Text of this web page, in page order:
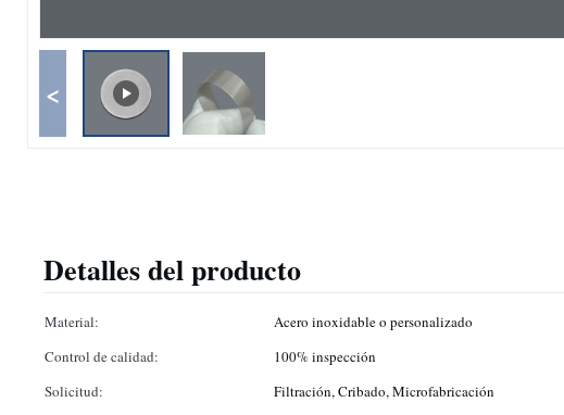
<
Detalles del producto
Material: Acero inoxidable o personalizado
Control de calidad:
100% inspección
Solicitud:
Filtración, Cribado, Microfabricación